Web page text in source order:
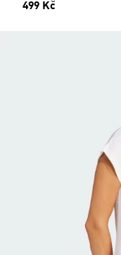
Cena
499 Kč